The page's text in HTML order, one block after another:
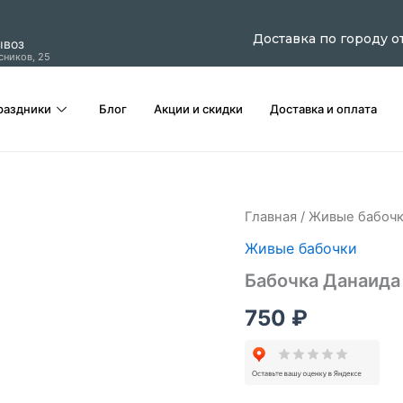
25
Доставка по городу
Блог Акции и скидки Доставка и оплата
Главная / Живые
Живые бабочки
Бабочка Данаида
750 ₽
Количество
Бабочка